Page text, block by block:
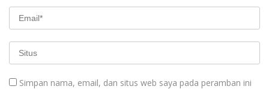
Simpan nama, email, dan situs web saya pada peramban ini